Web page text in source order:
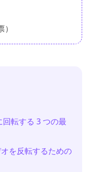
転する 3 つの最
を反転するための